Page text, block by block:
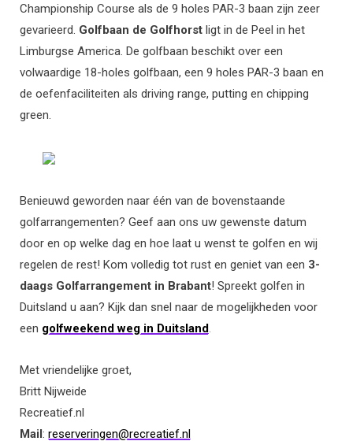
Championship Course als de 9 holes PAR-3 baan zijn zeer
gevarieerd. Golfbaan de Golfhorst ligt in de Peel in het
Limburgse America. De golfbaan beschikt over een
volwaardige 18-holes golfbaan, een 9 holes PAR-3 baan en
de oefenfaciliteiten als driving range, putting en chipping
green.
Benieuwd geworden naar één van de bovenstaande
golfarrangementen? Geef aan ons uw gewenste datum
door en op welke dag en hoe laat u wenst te golfen en wij
regelen de rest! Kom volledig tot rust en geniet van een 3-
daags Golfarrangement in Brabant! Spreekt golfen in
Duitsland u aan? Kijk dan snel naar de mogelijkheden voor
een golfweekend weg in Duitsland.
Met vriendelijke groet,
Britt Nijweide
Recreatief.nl
Mail: reserveringen@recreatief.nl